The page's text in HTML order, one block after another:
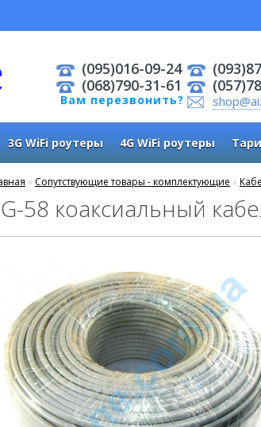
(095)016-09-24
(068)790-31-61
Вам перезвонить?
3G WiFi роутеры 4G WiFi роутеры
» Сопутствующие товары - комплектующие »
58 коаксиальный